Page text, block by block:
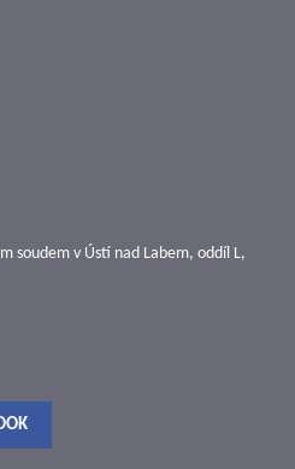
soudem v Ústí nad Labem, oddíl L,